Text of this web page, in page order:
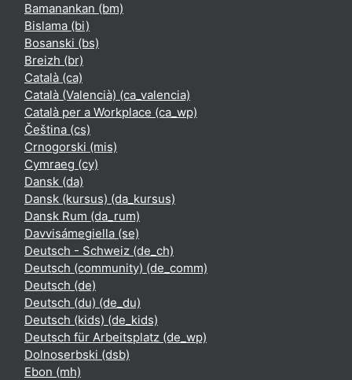
Bamanankan ‎(bm)‎
Bislama ‎(bi)‎
Bosanski ‎(bs)‎
Breizh ‎(br)‎
Català ‎(ca)‎
Català (Valencià) ‎(ca_valencia)‎
Català per a Workplace ‎(ca_wp)‎
Čeština ‎(cs)‎
Crnogorski ‎(mis)‎
Cymraeg ‎(cy)‎
Dansk ‎(da)‎
Dansk (kursus) ‎(da_kursus)‎
Dansk Rum ‎(da_rum)‎
Davvisámegiella ‎(se)‎
Deutsch - Schweiz ‎(de_ch)‎
Deutsch (community) ‎(de_comm)‎
Deutsch ‎(de)‎
Deutsch (du) ‎(de_du)‎
Deutsch (kids) ‎(de_kids)‎
Deutsch für Arbeitsplatz ‎(de_wp)‎
Dolnoserbski ‎(dsb)‎
Ebon ‎(mh)‎